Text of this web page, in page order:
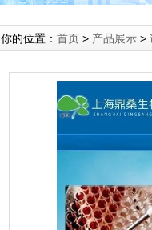
你的位置： 首页 > 产品展示 >